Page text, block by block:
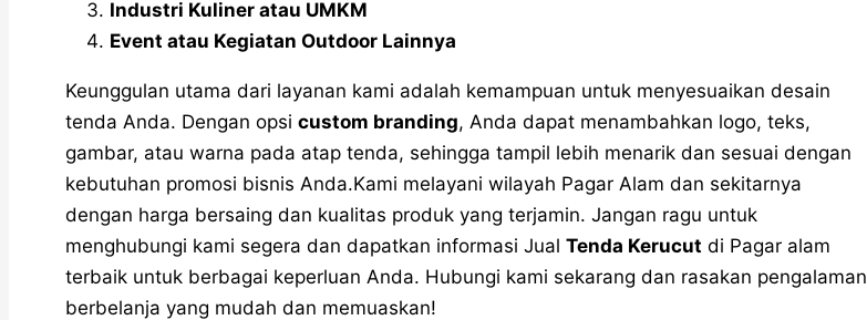
Industri Kuliner atau UMKM
Event atau Kegiatan Outdoor Lainnya
Keunggulan utama dari layanan kami adalah kemampuan untuk menyesuaikan desain
tenda Anda. Dengan opsi custom branding, Anda dapat menambahkan logo, teks,
gambar, atau warna pada atap tenda, sehingga tampil lebih menarik dan sesuai dengan
kebutuhan promosi bisnis Anda.Kami melayani wilayah Pagar Alam dan sekitarnya
dengan harga bersaing dan kualitas produk yang terjamin. Jangan ragu untuk
menghubungi kami segera dan dapatkan informasi Jual Tenda Kerucut di Pagar alam
terbaik untuk berbagai keperluan Anda. Hubungi kami sekarang dan rasakan pengalaman
berbelanja yang mudah dan memuaskan!